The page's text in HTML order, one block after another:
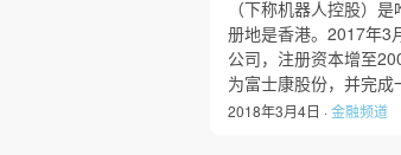
（下称机器人控股）
册地是香港。2017年3
公司，注册资本增至
为富士康股份，并完
2018年3月4日 ·金融频道